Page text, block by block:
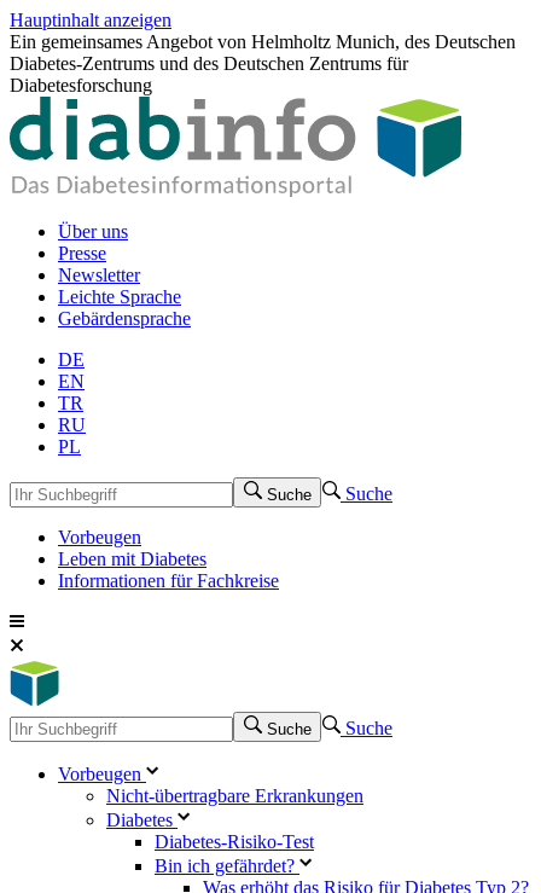
Hauptinhalt anzeigen
Ein gemeinsames Angebot von Helmholtz Munich, des Deutschen
Diabetes-Zentrums und des Deutschen Zentrums für
Diabetesforschung
Über uns
Presse
Newsletter
Leichte Sprache
Gebärdensprache
DE
EN
TR
RU
PL
Suche Suche
Vorbeugen
Leben mit Diabetes
Informationen für Fachkreise
Suche Suche
Vorbeugen
Nicht-übertragbare Erkrankungen
Diabetes
Diabetes-Risiko-Test
Bin ich gefährdet?
Was erhöht das Risiko für Diabetes Typ 2?